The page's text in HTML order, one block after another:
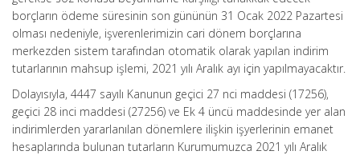
borçların ödeme süresinin son gününün 31 Ocak 2022 Pazartesi
olması nedeniyle, işverenlerimizin cari dönem borçlarına
merkezden sistem tarafından otomatik olarak yapılan indirim
tutarlarının mahsup işlemi, 2021 yılı Aralık ayı için yapılmayacaktır.
Dolayısıyla, 4447 sayılı Kanunun geçici 27 nci maddesi (17256),
geçici 28 inci maddesi (27256) ve Ek 4 üncü maddesinde yer alan
indirimlerden yararlanılan dönemlere ilişkin işyerlerinin emanet
hesaplarında bulunan tutarların Kurumumuzca 2021 yılı Aralık